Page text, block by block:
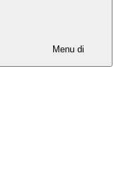
Menu di